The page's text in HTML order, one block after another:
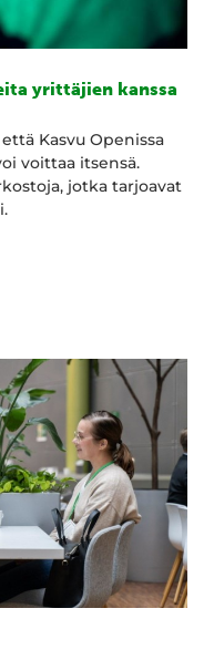
yrittäjien kanssa
Kasvu Openissa
voittaa itsensä.
jotka tarjoavat